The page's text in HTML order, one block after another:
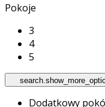
Pokoje
3
4
5
Dodatkowy